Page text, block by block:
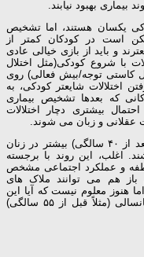
بهبود نیابند.
یکسان هستند، اما تشخیص
است در کودکان کمتر از
و باید از بازی خیالی عادی
با شروع کودکی(مثل اختلال
کاستی توجه/بیش­ فعالی) روی
اختلالات شایع­تر کودکی، به
که بعدها تشخیص بیماری
بیشتری دچار اختلالات
عقلانی و زبان می شوند.
مواردی که شروع دیرهنگام دارند(یعنی شروع بعد از ۴۰ سالگی) بیشتر در زنان
اغلب، این روند با برجسته
و عملکرد اجتماعی مشخص
هم می­ توانند ملاک­ های
هنوز معلوم نیست که آیا این
همان بیماری اسکیزوفرنی است که قبل از میانسالی (مثلاً قبل از ۵۵ سالگی)